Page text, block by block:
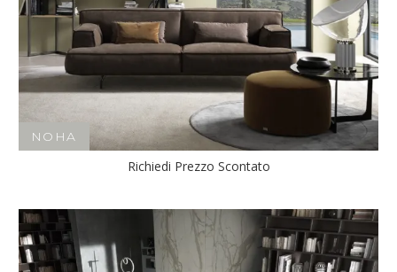
NOHA
Richiedi Prezzo Scontato